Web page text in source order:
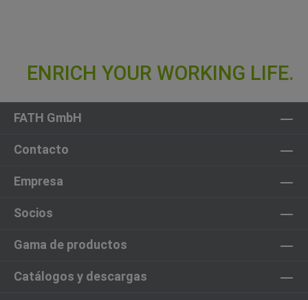
FATH GmbH
Contacto
Empresa
Socios
Gama de productos
Catálogos y descargas